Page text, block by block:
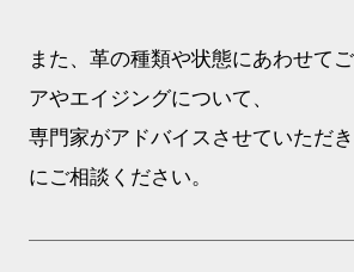
また、革の種類や状態にあわせて
アやエイジングについて、
専門家がアドバイスさせていただ
にご相談ください。